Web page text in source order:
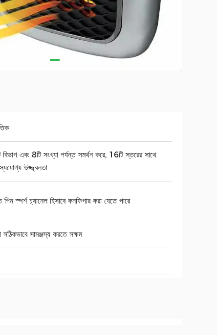
এবং 8টি সংখ্যা পর্যন্ত সমর্থন করে, 16টি স্তরের সাথে
উজ্জ্বলতা
স্পর্শ চ্যানেল হিসাবে কনফিগার করা যেতে পারে
সঠিকভাবে সামঞ্জস্য করতে সক্ষম